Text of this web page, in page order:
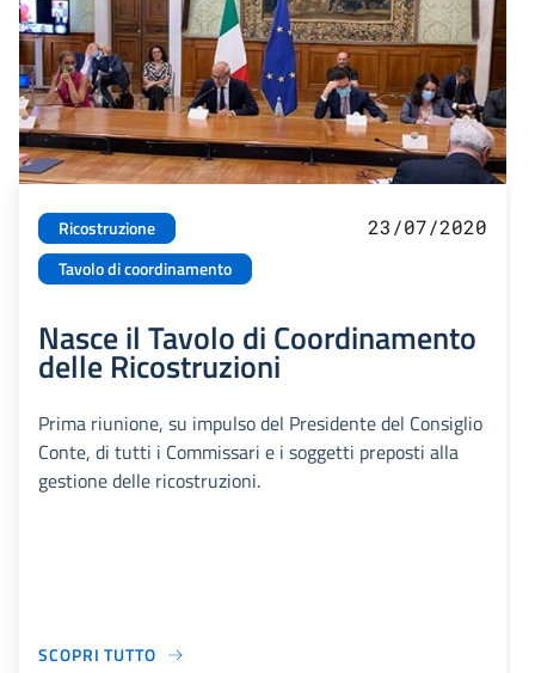
Ricostruzione
Tavolo di coordinamento
23/07/2020
Nasce il Tavolo di Coordinamento
delle Ricostruzioni
Prima riunione, su impulso del Presidente del Consiglio
Conte, di tutti i Commissari e i soggetti preposti alla
gestione delle ricostruzioni.
SCOPRI TUTTO